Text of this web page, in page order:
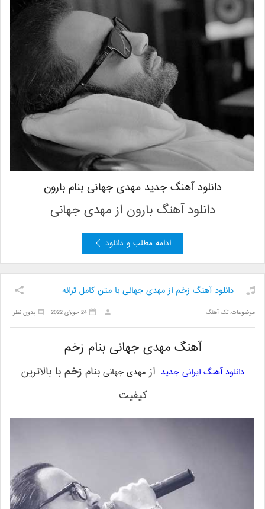
دانلود آهنگ جدید مهدی جهانی بنام بارون
دانلود آهنگ بارون از مهدی جهانی
ادامه مطلب و دانلود
دانلود آهنگ زخم از مهدی جهانی با متن کامل ترانه
موضوعات:تک آهنگ بدون نظر 24 جولای 2022
آهنگ مهدی جهانی بنام زخم
دانلود آهنگ ایرانی جدید ازمهدی جهانیبنامزخمبا بالاترین
کیفیت